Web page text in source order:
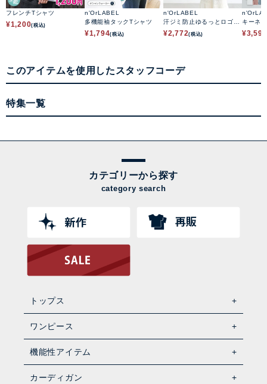
フレンチTシャツ
¥1,200(税込)
n'OrLABEL
多機能袖タックTシャツ
¥1,794(税込)
n'OrLABEL
汗ジミ防止ゆるっとロゴT
シャツ
¥2,772(税込)
キーネ
ソーシ
¥3,590
このアイテムを使用したスタッフコーデ
特集一覧
カテゴリーから探す
category search
トップス
ワンピース
機能性アイテム
カーディガン